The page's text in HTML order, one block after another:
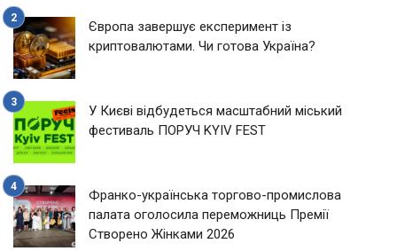
Європа завершує експеримент із
криптовалютами. Чи готова Україна?
У Києві відбудеться масштабний міський
фестиваль ПОРУЧ KYIV FEST
Франко-українська торгово-промислова
палата оголосила переможниць Премії
Створено Жінками 2026